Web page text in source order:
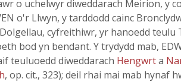
o uchelwyr diweddarach Meirion, y
o'r Llwyn, y tarddodd cainc
cyfreithiwr, yr hanoedd
bod yn bendant. Y trydydd mab,
teuluoedd diweddarach Hengwrta
, op. cit., 323); deil rhai mai mab hynaf